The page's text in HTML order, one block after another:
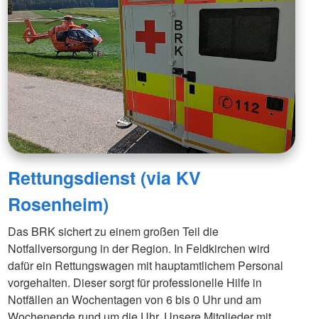
Rettungsdienst (via KV
Rosenheim)
Das BRK sichert zu einem großen Teil die
Notfallversorgung in der Region. In Feldkirchen wird
dafür ein Rettungswagen mit hauptamtlichem Personal
vorgehalten. Dieser sorgt für professionelle Hilfe in
Notfällen an Wochentagen von 6 bis 0 Uhr und am